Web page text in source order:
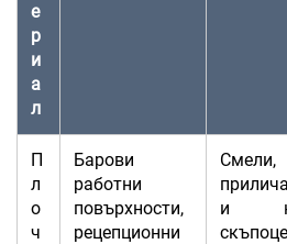
е
р
и
а
л
П
л
о
ч
Барови
работни
повърхности,
рецепционни
Смели,
и